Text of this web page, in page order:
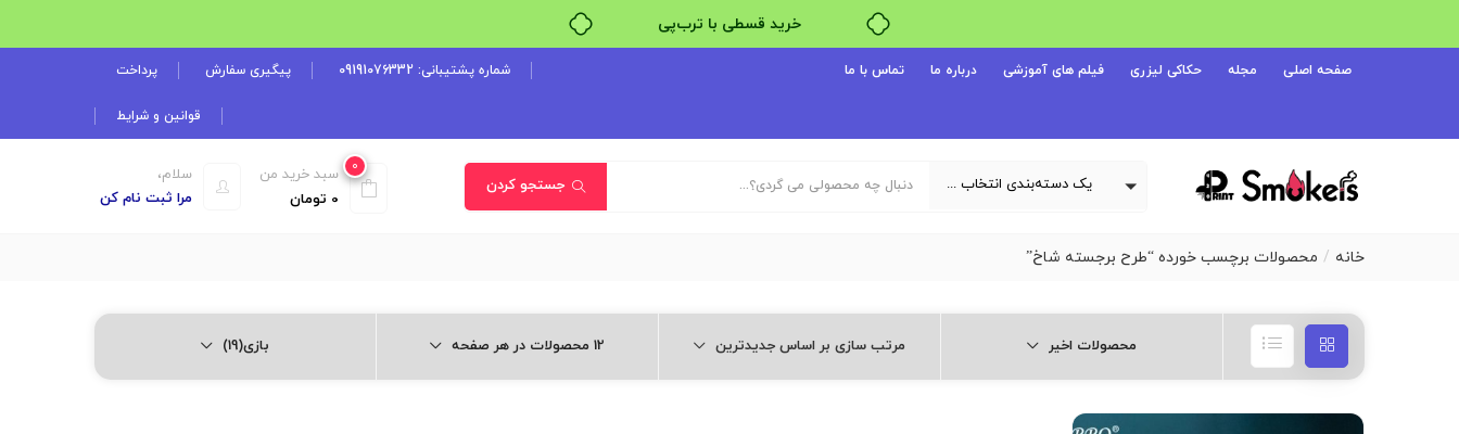
خرید قسطی با ترب‌پی
صفحه اصلی مجله حکاکی لیزری فیلم های آموزشی درباره ما تماس با ما شماره پشتیبانی: 09191076332 پیگیری سفارش پرداخت
قوانین و شرایط
یک دسته‌بندی انتخاب کنید جستجو کردن
سلام،
مرا ثبت نام کن
0
سبد خرید من
0 تومان
خانه محصولات برچسب خورده “طرح برجسته شاخ”
محصولات اخیر مرتب سازی بر اساس جدیدترین 12 محصولات در هر صفحه بازی(19)